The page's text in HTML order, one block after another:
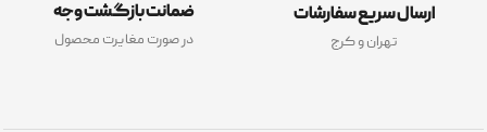
ارسال سریع سفارشات
تهران و کرج
ضمانت بازگشت وجه
در صورت مغایرت محصول